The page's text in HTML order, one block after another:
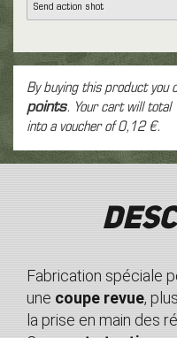
Send action shot
By buying this product you
points. Your cart will total
into a voucher of0,12 €.
Fabrication spéciale
une coupe revue, plus
la prise en main des